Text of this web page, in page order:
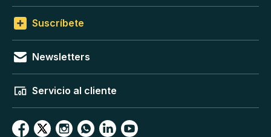
Suscríbete
Newsletters
Servicio al cliente